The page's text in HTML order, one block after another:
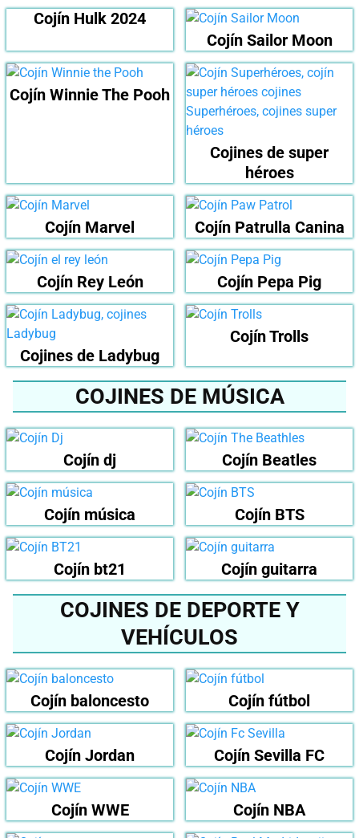
Cojín Hulk 2024
Cojín Sailor Moon
Cojín Winnie The Pooh
Cojines de super
héroes
Cojín Marvel Cojín Patrulla Canina
Cojín Rey León Cojín Pepa Pig
Cojines de Ladybug
Cojín Trolls
COJINES DE MÚSICA
Cojín dj Cojín Beatles
Cojín música Cojín BTS
Cojín bt21 Cojín guitarra
COJINES DE DEPORTE Y
VEHÍCULOS
Cojín baloncesto Cojín fútbol
Cojín Jordan Cojín Sevilla FC
Cojín WWE Cojín NBA